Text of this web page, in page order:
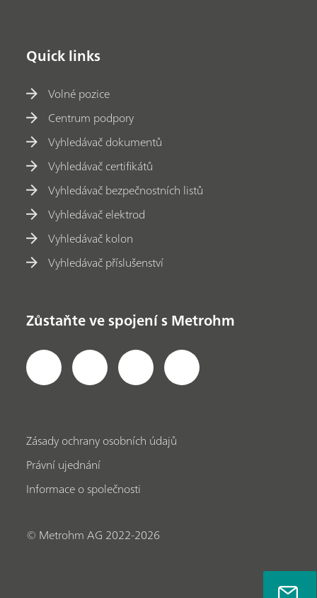
Quick links
Volné pozice
Centrum podpory
Vyhledávač dokumentů
Vyhledávač certifikátů
Vyhledávač bezpečnostních listů
Vyhledávač elektrod
Vyhledávač kolon
Vyhledávač příslušenství
Zůstaňte ve spojení s Metrohm
Zásady ochrany osobních údajů
Právní ujednání
Informace o společnosti
© Metrohm AG 2022-2026